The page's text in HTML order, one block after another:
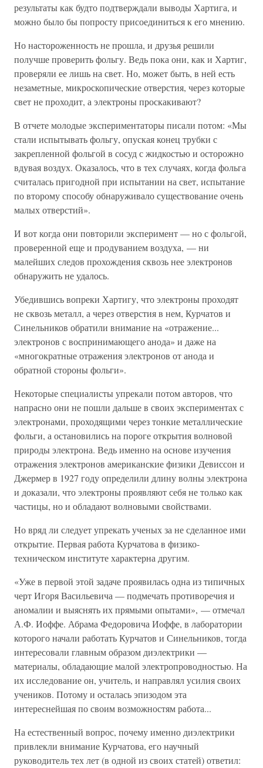
результаты как будто подтверждали выводы Хартига, и
можно было бы попросту присоединиться к его мнению.
Но настороженность не прошла, и друзья решили
получше проверить фольгу. Ведь пока они, как и Хартиг,
проверяли ее лишь на свет. Но, может быть, в ней есть
незаметные, микроскопические отверстия, через которые
свет не проходит, а электроны проскакивают?
В отчете молодые экспериментаторы писали потом: «Мы
стали испытывать фольгу, опуская конец трубки с
закрепленной фольгой в сосуд с жидкостью и осторожно
вдувая воздух. Оказалось, что в тех случаях, когда фольга
считалась пригодной при испытании на свет, испытание
по второму способу обнаруживало существование очень
малых отверстий».
И вот когда они повторили эксперимент — но с фольгой,
проверенной еще и продуванием воздуха, — ни
малейших следов прохождения сквозь нее электронов
обнаружить не удалось.
Убедившись вопреки Хартигу, что электроны проходят
не сквозь металл, а через отверстия в нем, Курчатов и
Синельников обратили внимание на «отражение...
электронов с воспринимающего анода» и даже на
«многократные отражения электронов от анода и
обратной стороны фольги».
Некоторые специалисты упрекали потом авторов, что
напрасно они не пошли дальше в своих экспериментах с
электронами, проходящими через тонкие металлические
фольги, а остановились на пороге открытия волновой
природы электрона. Ведь именно на основе изучения
отражения электронов американские физики Девиссон и
Джермер в 1927 году определили длину волны электрона
и доказали, что электроны проявляют себя не только как
частицы, но и обладают волновыми свойствами.
Но вряд ли следует упрекать ученых за не сделанное ими
открытие. Первая работа Курчатова в физико-
техническом институте характерна другим.
«Уже в первой этой задаче проявилась одна из типичных
черт Игоря Васильевича — подмечать противоречия и
аномалии и выяснять их прямыми опытами», — отмечал
А.Ф. Иоффе. Абрама Федоровича Иоффе, в лаборатории
которого начали работать Курчатов и Синельников, тогда
интересовали главным образом диэлектрики —
материалы, обладающие малой электропроводностью. На
их исследование он, учитель, и направлял усилия своих
учеников. Потому и осталась эпизодом эта
интереснейшая по своим возможностям работа...
На естественный вопрос, почему именно диэлектрики
привлекли внимание Курчатова, его научный
руководитель тех лет (в одной из своих статей) ответил: